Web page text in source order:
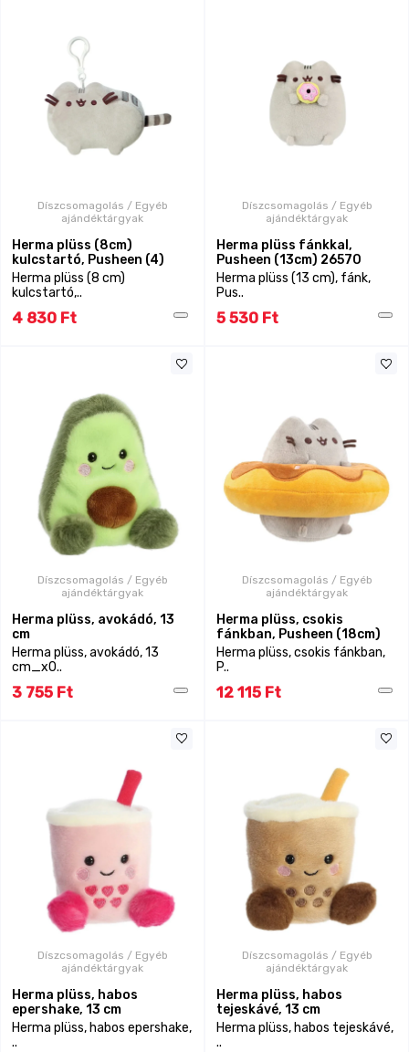
Díszcsomagolás / Egyéb
ajándéktárgyak
Herma plüss (8cm)
kulcstartó, Pusheen (4)
Herma plüss (8 cm)
kulcstartó,..
4 830 Ft
Díszcsomagolás / Egyéb
ajándéktárgyak
Herma plüss fánkkal,
Pusheen (13cm) 26570
Herma plüss (13 cm), fánk,
Pus..
5 530 Ft
Díszcsomagolás / Egyéb
ajándéktárgyak
Herma plüss, avokádó, 13
cm
Herma plüss, avokádó, 13
cm_x0..
3 755 Ft
Díszcsomagolás / Egyéb
ajándéktárgyak
Herma plüss, csokis
fánkban, Pusheen (18cm)
Herma plüss, csokis fánkban,
P..
12 115 Ft
Díszcsomagolás / Egyéb
ajándéktárgyak
Herma plüss, habos
epershake, 13 cm
Herma plüss, habos epershake,
..
Díszcsomagolás / Egyéb
ajándéktárgyak
Herma plüss, habos
tejeskávé, 13 cm
Herma plüss, habos tejeskávé,
..